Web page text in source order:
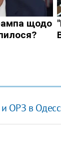
ОРЗ в